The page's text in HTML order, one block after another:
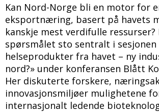
Kan Nord-Norge bli en motor for
eksportnæring, basert på havets
kanskje mest verdifulle ressurser?
spørsmålet sto sentralt i sesjonen
helseprodukter fra havet – ny
nord?» under konferansen Blått
Her diskuterte forskere,
innovasjonsmiljøer mulighetene
internasjonalt ledende